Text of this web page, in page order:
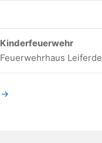
Kinderfeuerwehr
Feuerwehrhaus Leiferde
→